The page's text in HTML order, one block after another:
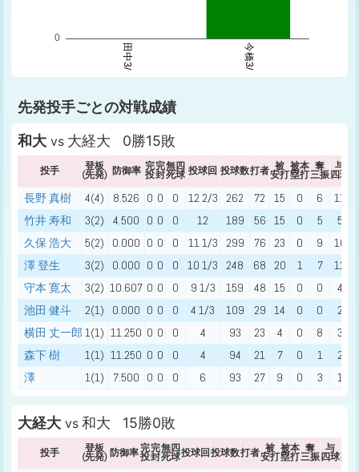
先発投手ごとの対戦成績
和大 vs 大経大 0勝15敗
投手 登板
(先発) 防御率 完
投
完
封
無四
死球 投球回 投球数打者 被
安打
被本
塁打
奪
三振
与
四球
長野 真樹 4(4) 8.526 0 0 0 12 2/3 262 72 15 0 6 11
竹井 寿和
3(2) 4.500 0 0 0 12 189 56 15 0 5 5
久保 浩大
5(2) 0.000 0 0 0 11 1/3 299 76 23 0 9 16
澤 登生
3(2) 0.000 0 0 0 10 1/3 248 68 20 1 7 12
守本 寛太
3(2) 10.607 0 0 0 9 1/3 159 48 15 0 0 4
池田 健斗
2(1) 0.000 0 0 0 4 1/3 109 29 14 0 0 2
横田 丈一郎 1(1) 11.250 0 0 0 4 93 23 4 0 8 3
森下 樹
1(1) 11.250 0 0 0 4 94 21 7 0 1 2
澤
1(1) 7.500 0 0 0 6 93 27 9 0 3 1
大経大 vs 和大 15勝0敗
投手 登板
(先発) 防御率完
投
完
封
無四
死球投球回 投球数打者 被
安打
被本
塁打
奪
三振
与
四球死球